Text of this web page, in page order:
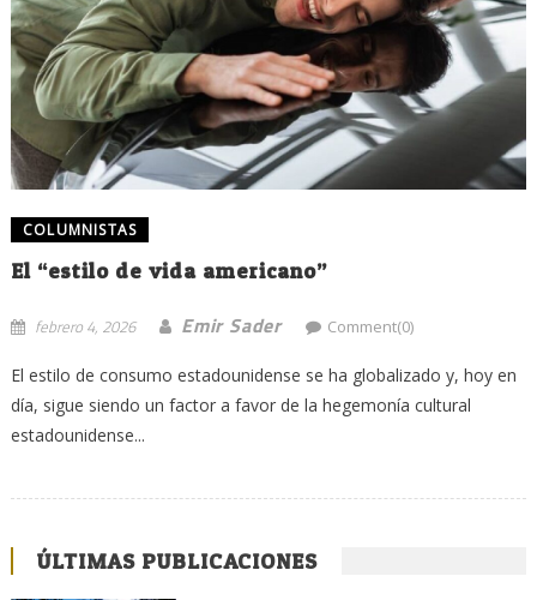
COLUMNISTAS
El “estilo de vida americano”
febrero 4, 2026 Emir Sader Comment(0)
El estilo de consumo estadounidense se ha globalizado y, hoy en
día, sigue siendo un factor a favor de la hegemonía cultural
estadounidense...
ÚLTIMAS PUBLICACIONES